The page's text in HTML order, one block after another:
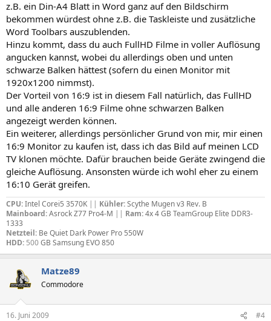
z.B. ein Din-A4 Blatt in Word ganz auf den Bildschirm
bekommen würdest ohne z.B. die Taskleiste und zusätzliche
Word Toolbars auszublenden.
Hinzu kommt, dass du auch FullHD Filme in voller Auflösung
angucken kannst, wobei du allerdings oben und unten
schwarze Balken hättest (sofern du einen Monitor mit
1920x1200 nimmst).
Der Vorteil von 16:9 ist in diesem Fall natürlich, das FullHD
und alle anderen 16:9 Filme ohne schwarzen Balken
angezeigt werden können.
Ein weiterer, allerdings persönlicher Grund von mir, mir einen
16:9 Monitor zu kaufen ist, dass ich das Bild auf meinen LCD
TV klonen möchte. Dafür brauchen beide Geräte zwingend die
gleiche Auflösung. Ansonsten würde ich wohl eher zu einem
16:10 Gerät greifen.
CPU:Intel Corei5 3570K || Kühler:Scythe Mugen v3 Rev. B
Mainboard:Asrock Z77 Pro4-M || Ram:4x 4 GB TeamGroup Elite DDR3-
1333
Netzteil: Be Quiet Dark Power Pro 550W
HDD: 500GB Samsung EVO 850
Matze89
Commodore
16. Juni 2009 #4